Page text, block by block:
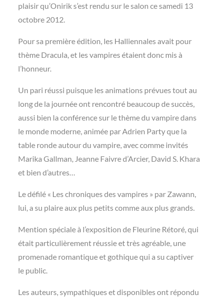
plaisir qu’Onirik s’est rendu sur le salon ce samedi 13
octobre 2012.
Pour sa première édition, les Halliennales avait pour
thème Dracula, et les vampires étaient donc mis à
l’honneur.
Un pari réussi puisque les animations prévues tout au
long de la journée ont rencontré beaucoup de succès,
aussi bien la conférence sur le thème du vampire dans
le monde moderne, animée par Adrien Party que la
table ronde autour du vampire, avec comme invités
Marika Gallman, Jeanne Faivre d’Arcier, David S. Khara
et bien d’autres…
Le défilé « Les chroniques des vampires » par Zawann,
lui, a su plaire aux plus petits comme aux plus grands.
Mention spéciale à l’exposition de Fleurine Rétoré, qui
était particulièrement réussie et très agréable, une
promenade romantique et gothique qui a su captiver
le public.
Les auteurs, sympathiques et disponibles ont répondu